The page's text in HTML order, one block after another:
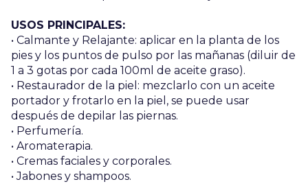
USOS PRINCIPALES:
• Calmante y Relajante: aplicar en la planta de los
pies y los puntos de pulso por las mañanas (diluir de
1 a 3 gotas por cada 100ml de aceite graso).
• Restaurador de la piel: mezclarlo con un aceite
portador y frotarlo en la piel, se puede usar
después de depilar las piernas.
• Perfumería.
• Aromaterapia.
• Cremas faciales y corporales.
• Jabones y shampoos.